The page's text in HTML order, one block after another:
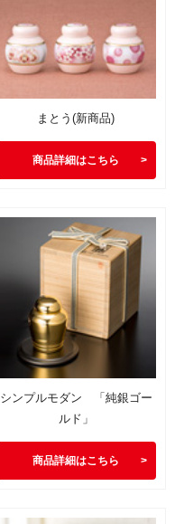
まとう(新商品)
商品詳細はこちら
シンプルモダン 「純銀ゴー
ルド」
商品詳細はこちら